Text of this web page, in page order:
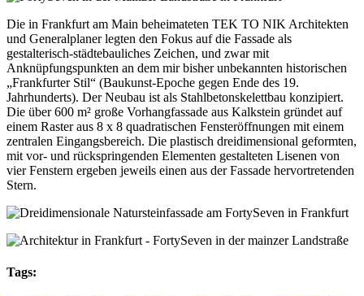
Die in Frankfurt am Main beheimateten TEK TO NIK Architekten
und Generalplaner legten den Fokus auf die Fassade als
gestalterisch-städtebauliches Zeichen, und zwar mit
Anknüpfungspunkten an dem mir bisher unbekannten historischen
„Frankfurter Stil“ (Baukunst-Epoche gegen Ende des 19.
Jahrhunderts). Der Neubau ist als Stahlbetonskelettbau konzipiert.
Die über 600 m² große Vorhangfassade aus Kalkstein gründet auf
einem Raster aus 8 x 8 quadratischen Fensteröffnungen mit einem
zentralen Eingangsbereich. Die plastisch dreidimensional geformten,
mit vor- und rückspringenden Elementen gestalteten Lisenen von
vier Fenstern ergeben jeweils einen aus der Fassade hervortretenden
Stern.
Tags: